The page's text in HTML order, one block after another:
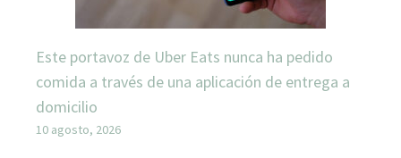
Este portavoz de Uber Eats nunca ha pedido
comida a través de una aplicación de entrega a
domicilio
10 agosto, 2026